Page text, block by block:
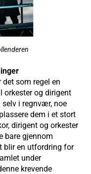
som regel en
orkester og dirigent
i regnvær, noe
dem i et stort
dirigent og orkester
bare gjennom
blir en utfordring for
under
krevende